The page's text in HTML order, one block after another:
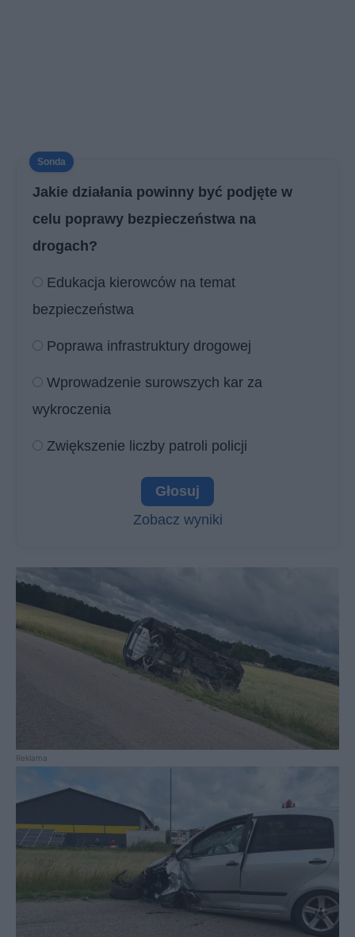
Jakie działania powinny być podjęte w
celu poprawy bezpieczeństwa na
drogach?
Edukacja kierowców na temat
bezpieczeństwa
Poprawa infrastruktury drogowej
Wprowadzenie surowszych kar za
wykroczenia
Zwiększenie liczby patroli policji
Zobacz wyniki
Reklama